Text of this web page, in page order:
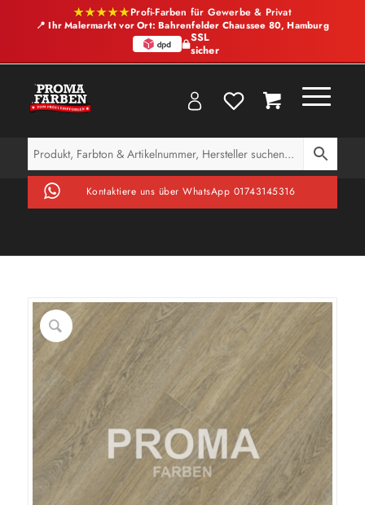
★★★★★Profi-Farben für Gewerbe & Privat
📍 Ihr Malermarkt vor Ort: Bahrenfelder Chaussee 80, Hamburg
SSL
sicher
Kontaktiere uns über WhatsApp 01743145316